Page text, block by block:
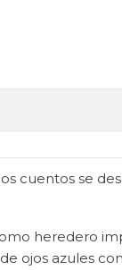
cuentos se
heredero
ojos azules